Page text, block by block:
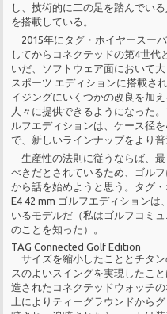
し、技術的に二の足を踏んでい
を搭載している。
2015年にタグ・ホイヤースー
してからコネクテッドの第4世代
いだ、ソフトウェア面において
スポーツ エディションに搭載さ
イジングにいくつかの改良を加
人々に提供できるようになった
ルフエディションは、ケース径
で、新しいラインナップをより普
生産性の法則に従うならば、
べきだとされているため、ゴル
から話を始めようと思う。タグ
E4 42 mm ゴルフエディション
いるモデルだ（私はゴルフコミ
のことを知った）。
TAG Connected Golf Edition
サイズを縮小したこととチタ
スのよいスイングを実現したこ
造されたコネクテッドウォッチ
上によりティーグラウンドから